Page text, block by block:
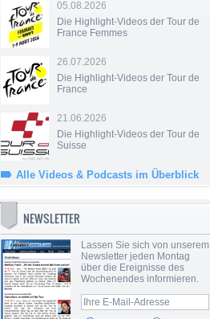
05.08.2026
Die Highlight-Videos der Tour de
France Femmes
26.07.2026
Die Highlight-Videos der Tour de
France
21.06.2026
Die Highlight-Videos der Tour de
Suisse
Alle Videos & Podcasts im Überblick
NEWSLETTER
Lassen Sie sich von unserem
Newsletter jeden Montag
über die Ereignisse des
Wochenendes informieren.